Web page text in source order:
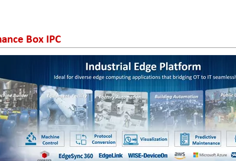
Box IPC